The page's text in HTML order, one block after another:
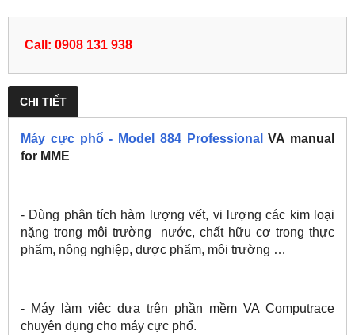
Call: 0908 131 938
CHI TIẾT
Máy cực phổ - Model 884 Professional VA manual
for MME
- Dùng phân tích hàm lượng vết, vi lượng các kim loại
nặng trong môi trường nước, chất hữu cơ trong thực
phẩm, nông nghiệp, dược phẩm, môi trường …
- Máy làm việc dựa trên phần mềm VA Computrace
chuyên dụng cho máy cực phổ.